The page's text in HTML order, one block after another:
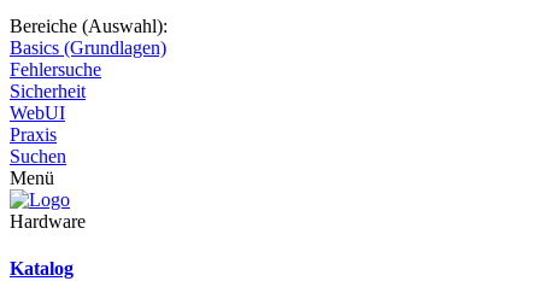
Bereiche (Auswahl):
Basics (Grundlagen)
Fehlersuche
Sicherheit
WebUI
Praxis
Suchen
Menü
Hardware
Katalog